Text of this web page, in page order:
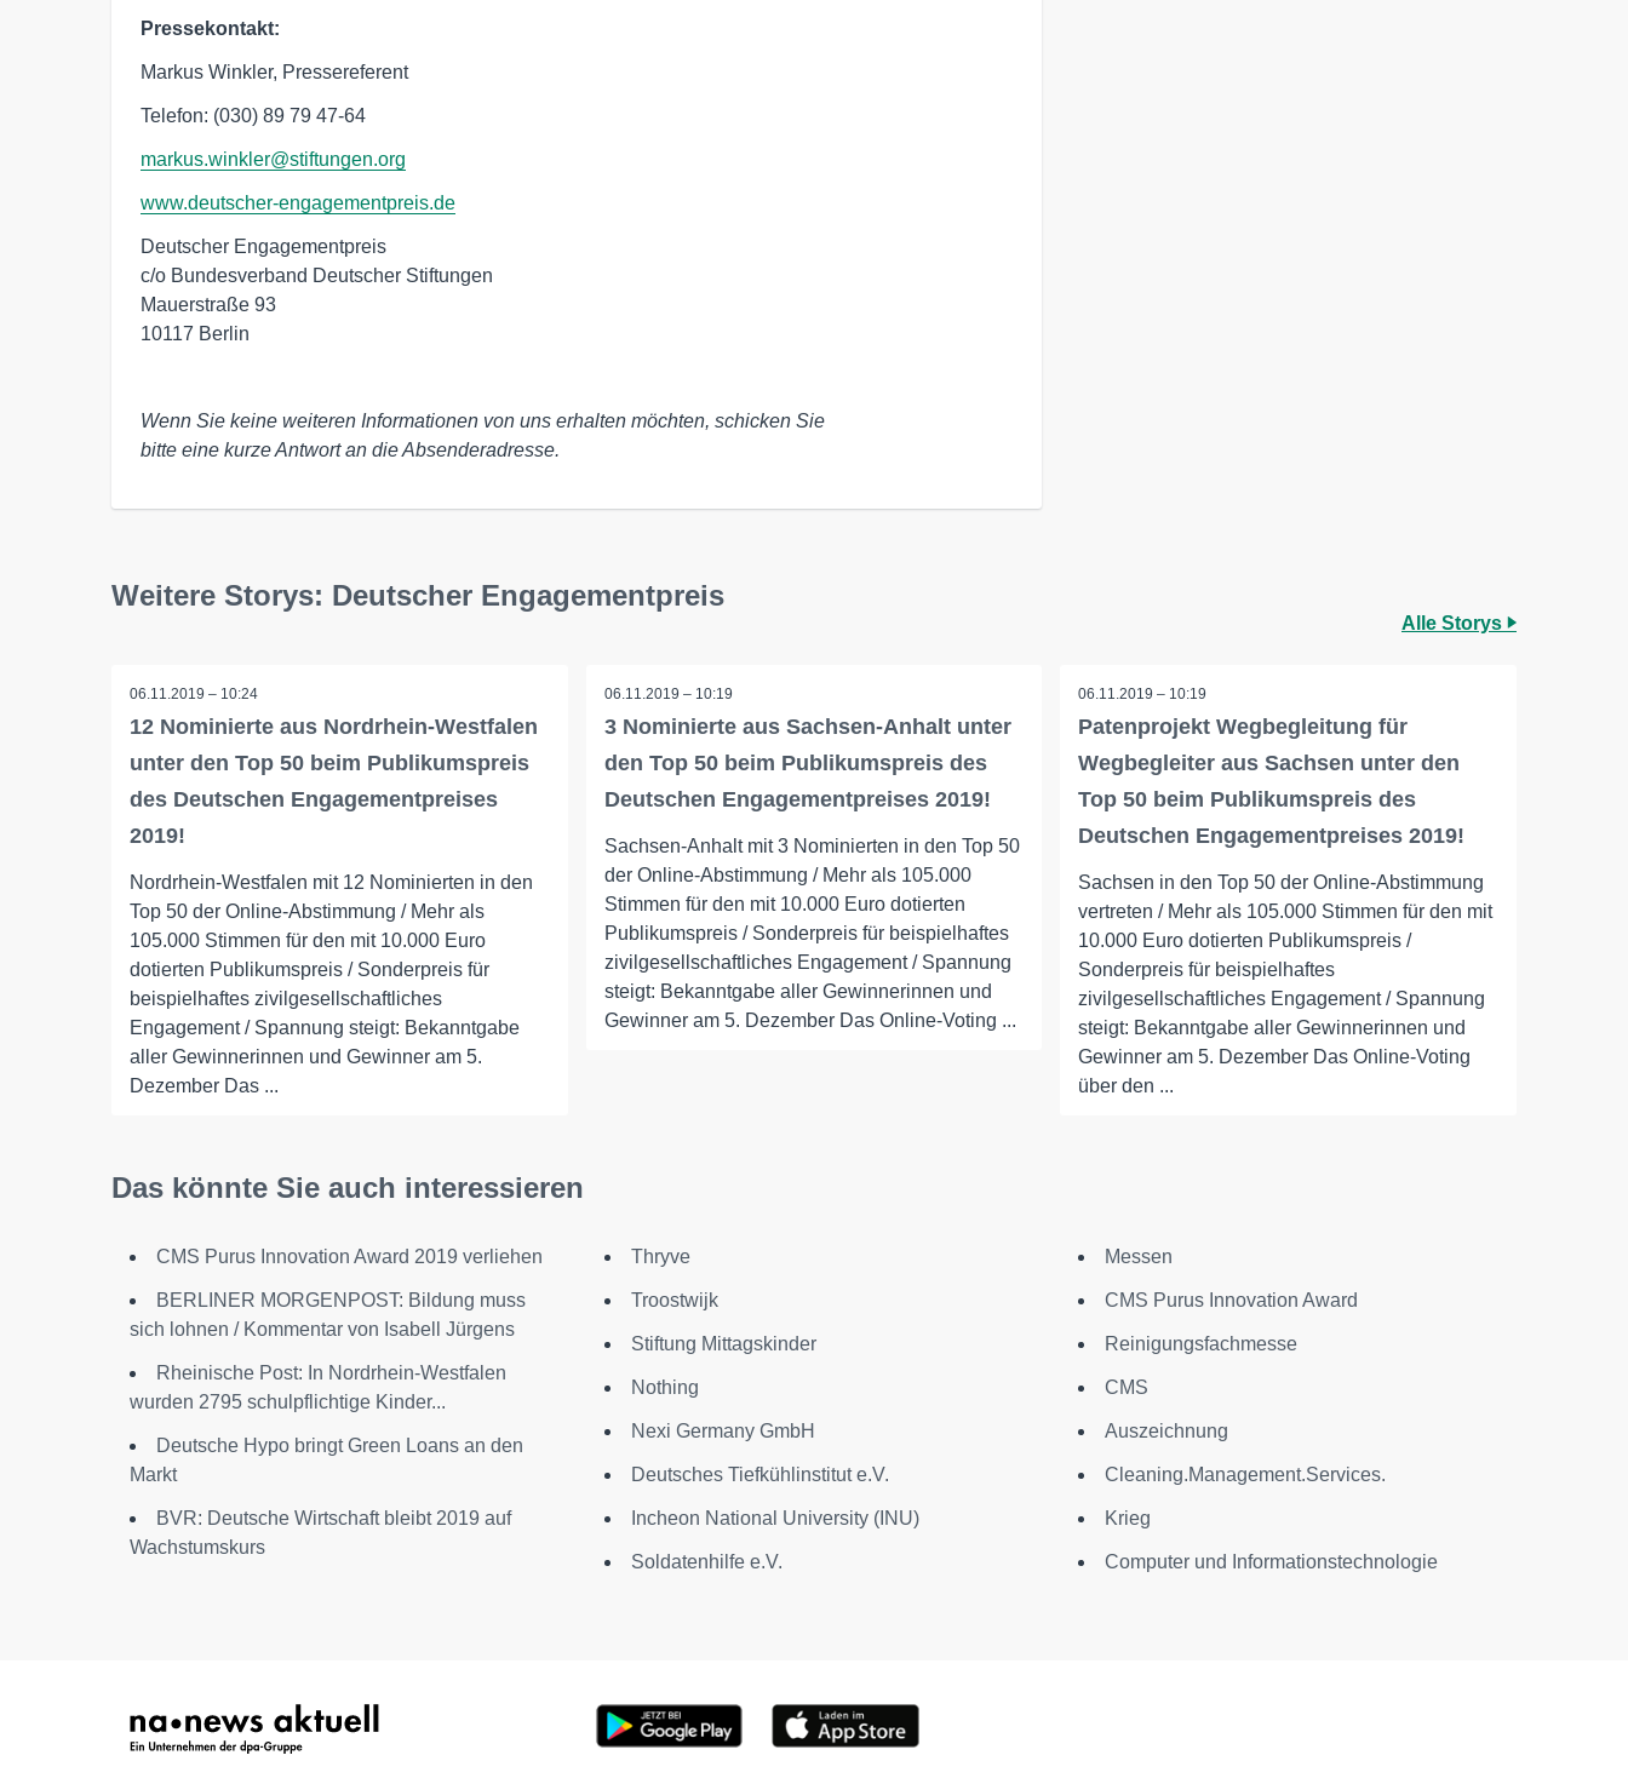
Pressekontakt:
Markus Winkler, Pressereferent
Telefon: (030) 89 79 47-64
markus.winkler@stiftungen.org
www.deutscher-engagementpreis.de
Deutscher Engagementpreis
c/o Bundesverband Deutscher Stiftungen
Mauerstraße 93
10117 Berlin
Wenn Sie keine weiteren Informationen von uns erhalten möchten, schicken Sie
bitte eine kurze Antwort an die Absenderadresse.
Weitere Storys: Deutscher Engagementpreis
Alle Storys
06.11.2019 – 10:24
12 Nominierte aus Nordrhein-Westfalen
unter den Top 50 beim Publikumspreis
des Deutschen Engagementpreises
2019!
Nordrhein-Westfalen mit 12 Nominierten in den
Top 50 der Online-Abstimmung / Mehr als
105.000 Stimmen für den mit 10.000 Euro
dotierten Publikumspreis / Sonderpreis für
beispielhaftes zivilgesellschaftliches
Engagement / Spannung steigt: Bekanntgabe
aller Gewinnerinnen und Gewinner am 5.
Dezember Das ...
06.11.2019 – 10:19
3 Nominierte aus Sachsen-Anhalt unter
den Top 50 beim Publikumspreis des
Deutschen Engagementpreises 2019!
Sachsen-Anhalt mit 3 Nominierten in den Top 50
der Online-Abstimmung / Mehr als 105.000
Stimmen für den mit 10.000 Euro dotierten
Publikumspreis / Sonderpreis für beispielhaftes
zivilgesellschaftliches Engagement / Spannung
steigt: Bekanntgabe aller Gewinnerinnen und
Gewinner am 5. Dezember Das Online-Voting ...
06.11.2019 – 10:19
Patenprojekt Wegbegleitung für
Wegbegleiter aus Sachsen unter den
Top 50 beim Publikumspreis des
Deutschen Engagementpreises 2019!
Sachsen in den Top 50 der Online-Abstimmung
vertreten / Mehr als 105.000 Stimmen für den mit
10.000 Euro dotierten Publikumspreis /
Sonderpreis für beispielhaftes
zivilgesellschaftliches Engagement / Spannung
steigt: Bekanntgabe aller Gewinnerinnen und
Gewinner am 5. Dezember Das Online-Voting
über den ...
Das könnte Sie auch interessieren
CMS Purus Innovation Award 2019 verliehen
BERLINER MORGENPOST: Bildung muss
sich lohnen / Kommentar von Isabell Jürgens
Rheinische Post: In Nordrhein-Westfalen
wurden 2795 schulpflichtige Kinder...
Deutsche Hypo bringt Green Loans an den
Markt
BVR: Deutsche Wirtschaft bleibt 2019 auf
Wachstumskurs
Thryve
Troostwijk
Stiftung Mittagskinder
Nothing
Nexi Germany GmbH
Deutsches Tiefkühlinstitut e.V.
Incheon National University (INU)
Soldatenhilfe e.V.
Messen
CMS Purus Innovation Award
Reinigungsfachmesse
CMS
Auszeichnung
Cleaning.Management.Services.
Krieg
Computer und Informationstechnologie